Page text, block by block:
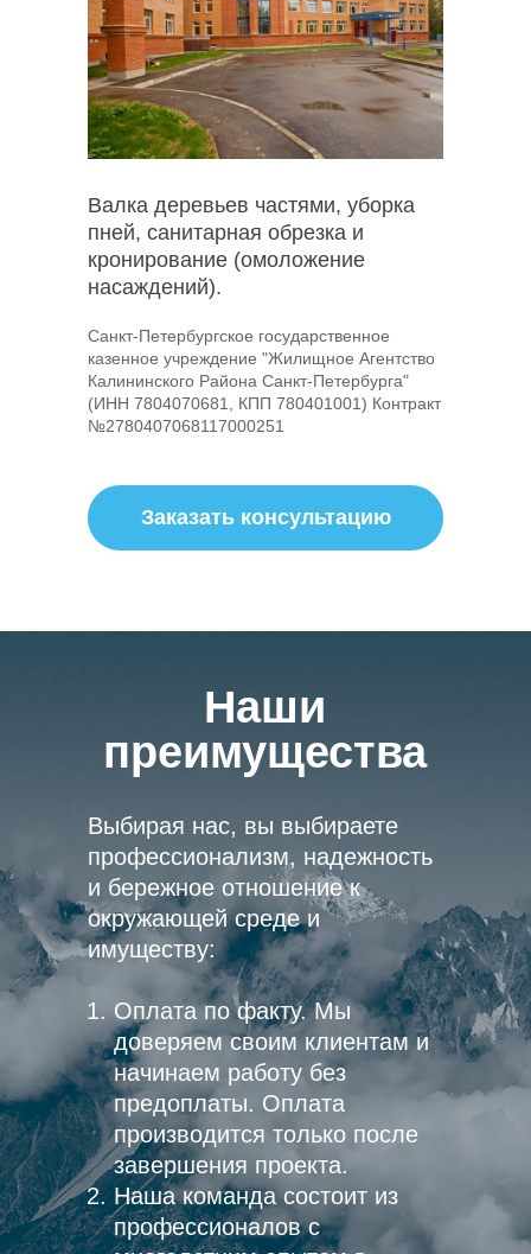
Заказать консультацию
Валка деревьев частями, уборка
пней, санитарная обрезка и
кронирование (омоложение
насаждений).
Санкт-Петербургское государственное
казенное учреждение "Жилищное Агентство
Калининского Района Санкт-Петербурга"
(ИНН 7804070681, КПП 780401001) Контракт
№2780407068117000251
Наши
преимущества
Выбирая нас, вы выбираете
профессионализм, надежность
и бережное отношение к
окружающей среде и
имуществу:
Оплата по факту. Мы
доверяем своим клиентам и
начинаем работу без
предоплаты. Оплата
производится только после
завершения проекта.
Наша команда состоит из
профессионалов с